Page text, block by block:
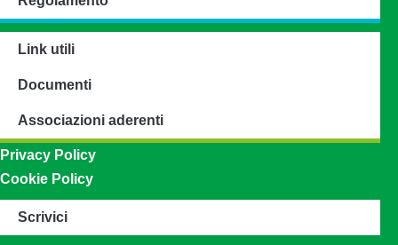
Link utili
Documenti
Associazioni aderenti
Privacy Policy
Cookie Policy
Scrivici